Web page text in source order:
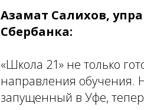
Азамат Салихов,
Сбербанка:
«Школа 21» не только
направления обучения.
запущенный в Уфе,